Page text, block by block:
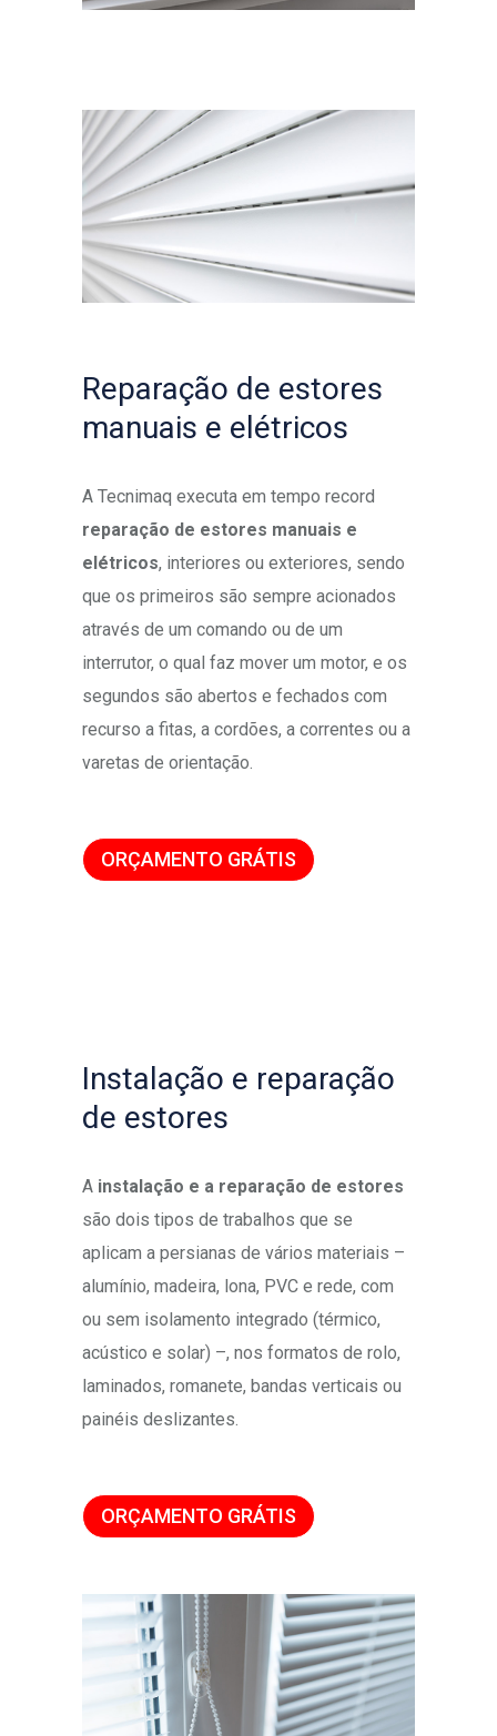
Reparação de estores
manuais e elétricos
A Tecnimaq executa em tempo record
reparação de estores manuais e
elétricos, interiores ou exteriores, sendo
que os primeiros são sempre acionados
através de um comando ou de um
interrutor, o qual faz mover um motor, e os
segundos são abertos e fechados com
recurso a fitas, a cordões, a correntes ou a
varetas de orientação.
ORÇAMENTO GRÁTIS
Instalação e reparação
de estores
A instalação e a reparação de estores
são dois tipos de trabalhos que se
aplicam a persianas de vários materiais –
alumínio, madeira, lona, PVC e rede, com
ou sem isolamento integrado (térmico,
acústico e solar) –, nos formatos de rolo,
laminados, romanete, bandas verticais ou
painéis deslizantes.
ORÇAMENTO GRÁTIS